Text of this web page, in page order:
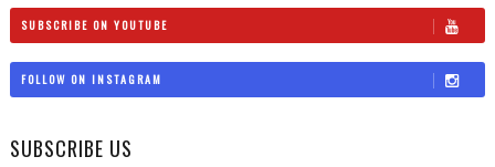
SUBSCRIBE ON YOUTUBE
FOLLOW ON INSTAGRAM
SUBSCRIBE US